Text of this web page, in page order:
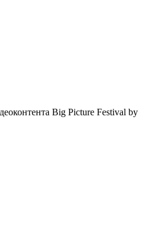
Big Picture Festival by